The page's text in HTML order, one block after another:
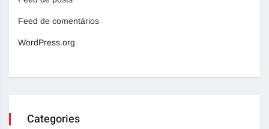
Feed de comentários
WordPress.org
Categories